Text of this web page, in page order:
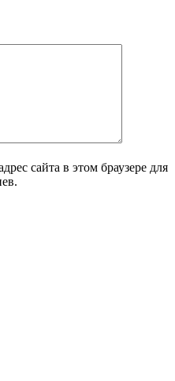
сайта в этом браузере для